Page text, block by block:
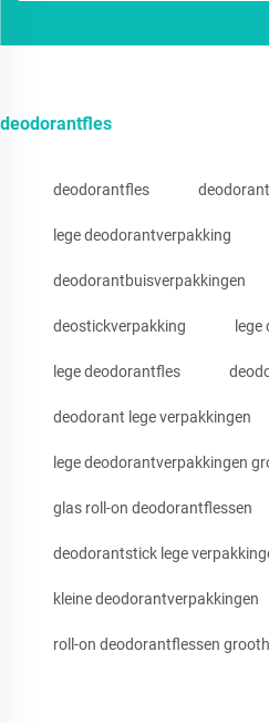
deodorantfles
deodorantfles
lege deodorantverpakking
deodorantbuisverpakkingen
deostickverpakking
lege deodorantfles
deodorant lege verpakkingen
lege deodorantverpakkingen
glas roll-on deodorantflessen
deodorantstick lege
kleine deodorantverpakkingen
roll-on deodorantflessen